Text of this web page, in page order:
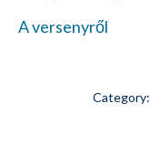
A versenyről
Category: